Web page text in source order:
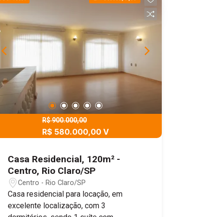
Claro, ficando apena 3 km ou seja 9
minutos de carro do centro da cidade.
Agende sua visita!
R$ 900.000,00
R$ 580.000,00 V
Casa Residencial, 120m² -
Centro, Rio Claro/SP
Centro - Rio Claro/SP
Casa residencial para locação, em
excelente localização, com 3